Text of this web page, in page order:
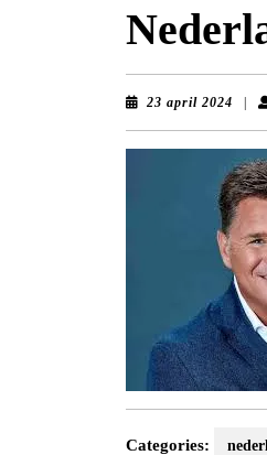
23 april 2024 23
Categories: